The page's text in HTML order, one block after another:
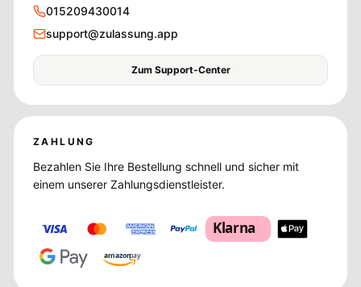
015209430014
support@zulassung.app
Zum Support-Center
ZAHLUNG
Bezahlen Sie Ihre Bestellung schnell und sicher mit
einem unserer Zahlungsdienstleister.
Klarna
amazonpay